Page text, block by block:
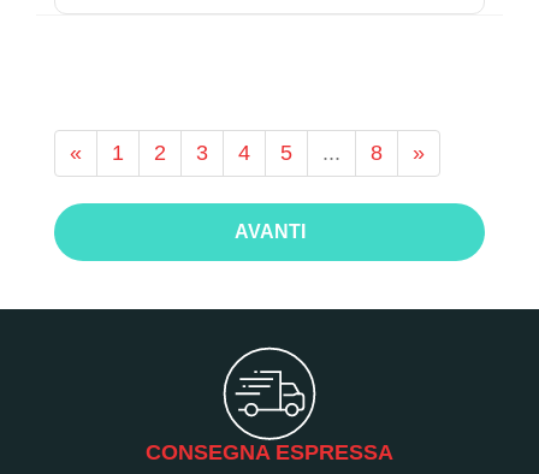
« 1 2 3 4 5 ... 8 »
AVANTI
CONSEGNA ESPRESSA